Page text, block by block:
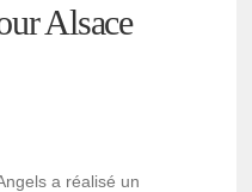
Alsace
a réalisé un